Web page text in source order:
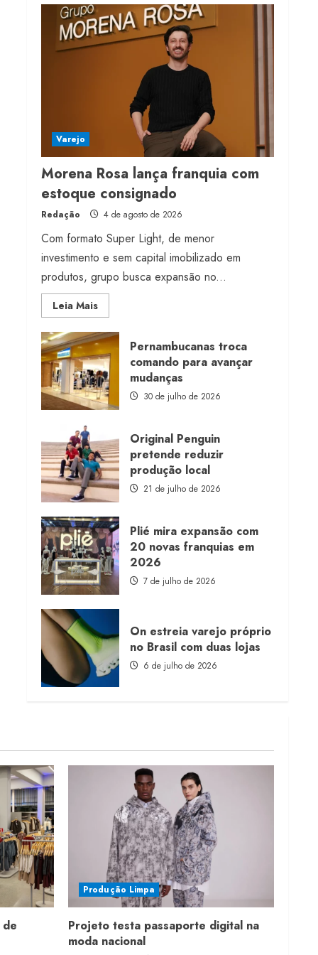
Projeto testa passaporte
digital na moda nacional
4 de agosto de 2026
Morena Rosa lança
franquia com estoque
consignado
4 de agosto de 2026
Varejo
Morena Rosa lança franquia com
estoque consignado
Redação 4 de agosto de 2026
Com formato Super Light, de menor
investimento e sem capital imobilizado em
produtos, grupo busca expansão no...
Leia MaisRead
more
Morena
Rosa
lança
franquia
com
estoque
consignado
Pernambucanas troca
comando para avançar
mudanças
30 de julho de 2026
Original Penguin
pretende reduzir
produção local
21 de julho de 2026
Plié mira expansão com
20 novas franquias em
2026
7 de julho de 2026
On estreia varejo próprio
no Brasil com duas lojas
6 de julho de 2026
Produção Limpa
Projeto testa passaporte digital na
moda nacional